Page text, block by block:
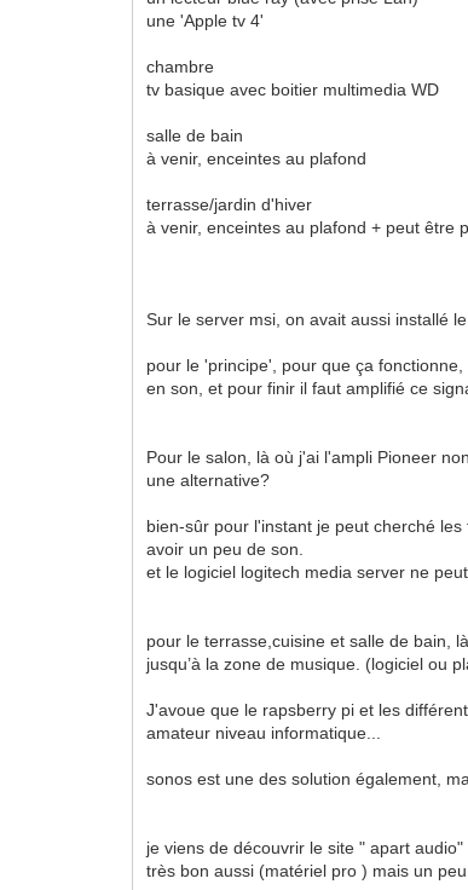
une 'Apple tv 4'
chambre
tv basique avec boitier multimedia WD
salle de bain
à venir, enceintes au plafond
terrasse/jardin d'hiver
à venir, enceintes au plafond + peut être
Sur le server msi, on avait aussi installé
pour le 'principe', pour que ça
en son, et pour finir il faut amplifié ce
Pour le salon, là où j'ai l'ampli Pioneer
une alternative?
bien-sûr pour l'instant je peut cherché
avoir un peu de son.
et le logiciel logitech media server ne
pour le terrasse,cuisine et salle de bain,
jusqu’à la zone de musique. (logiciel ou
J'avoue que le rapsberry pi et les
amateur niveau informatique...
sonos est une des solution également,
je viens de découvrir le site " apart
très bon aussi (matériel pro ) mais un